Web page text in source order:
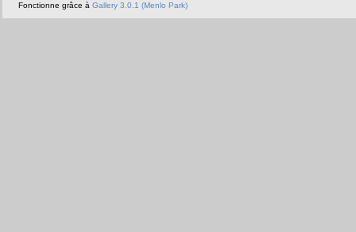
Fonctionne grâce à Gallery 3.0.1 (Menlo Park)